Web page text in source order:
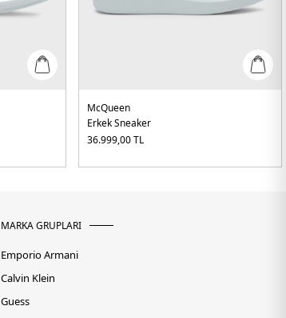
McQueen
Erkek Sneaker
36.999,00TL
MARKA GRUPLARI
Emporio Armani
Calvin Klein
Guess